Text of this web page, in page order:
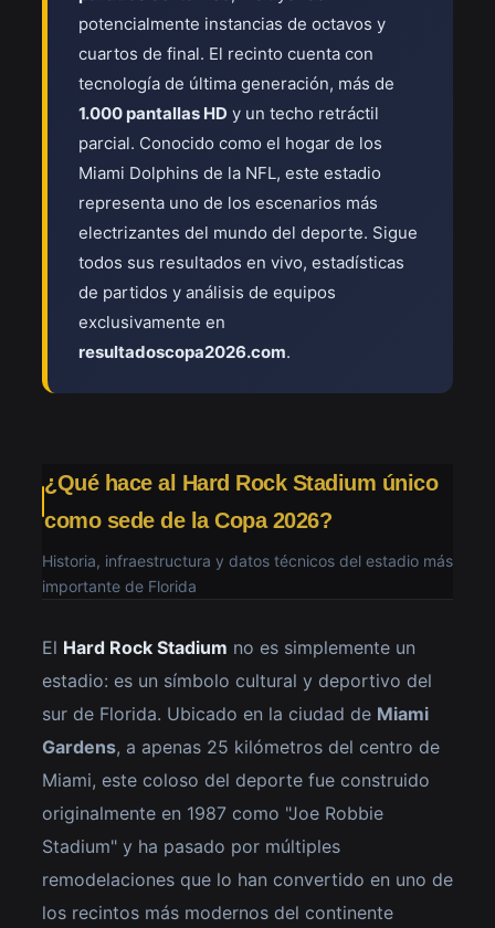
potencialmente instancias de octavos y
cuartos de final. El recinto cuenta con
tecnología de última generación, más de
1.000 pantallas HD y un techo retráctil
parcial. Conocido como el hogar de los
Miami Dolphins de la NFL, este estadio
representa uno de los escenarios más
electrizantes del mundo del deporte. Sigue
todos sus resultados en vivo, estadísticas
de partidos y análisis de equipos
exclusivamente en
resultadoscopa2026.com.
¿Qué hace al Hard Rock Stadium único
como sede de la Copa 2026?
Historia, infraestructura y datos técnicos del estadio más
importante de Florida
El Hard Rock Stadium no es simplemente un
estadio: es un símbolo cultural y deportivo del
sur de Florida. Ubicado en la ciudad de Miami
Gardens, a apenas 25 kilómetros del centro de
Miami, este coloso del deporte fue construido
originalmente en 1987 como "Joe Robbie
Stadium" y ha pasado por múltiples
remodelaciones que lo han convertido en uno de
los recintos más modernos del continente